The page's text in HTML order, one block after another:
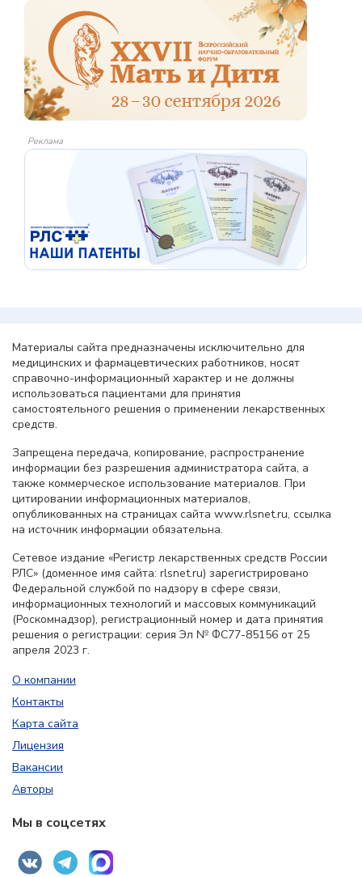
Реклама
Материалы сайта предназначены исключительно для
медицинских и фармацевтических работников, носят
справочно-информационный характер и не должны
использоваться пациентами для принятия
самостоятельного решения о применении лекарственных
средств.
Запрещена передача, копирование, распространение
информации без разрешения администратора сайта, а
также коммерческое использование материалов. При
цитировании информационных материалов,
опубликованных на страницах сайта www.rlsnet.ru, ссылка
на источник информации обязательна.
Сетевое издание «Регистр лекарственных средств России
РЛС» (доменное имя сайта: rlsnet.ru) зарегистрировано
Федеральной службой по надзору в сфере связи,
информационных технологий и массовых коммуникаций
(Роскомнадзор), регистрационный номер и дата принятия
решения о регистрации: серия Эл № ФС77-85156 от 25
апреля 2023 г.
О компании
Контакты
Карта сайта
Лицензия
Вакансии
Авторы
Мы в соцсетях